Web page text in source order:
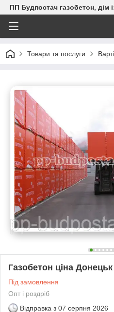
ПП Будпостач газобетон, дім
Товари та послуги
Газобетон ціна Донецьк
Під замовлення
Опт і роздріб
Відправка з 07 серпня 2026